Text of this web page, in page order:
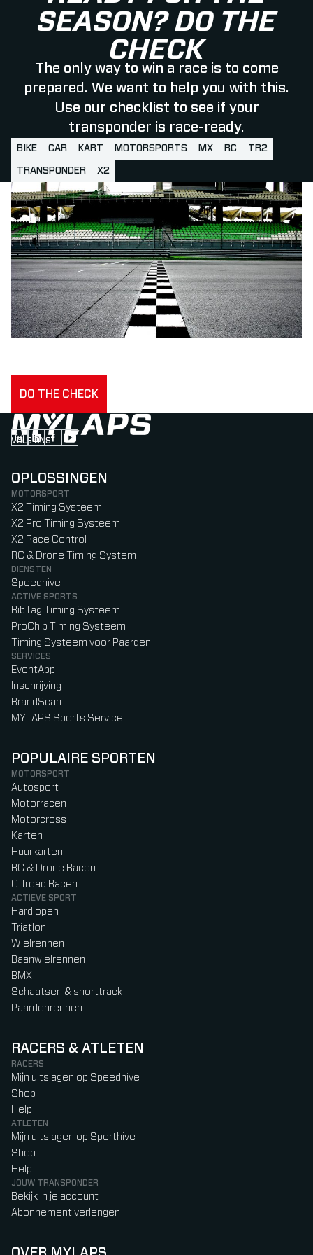
SEASON? DO THE
CHECK
The only way to win a race is to come
prepared. We want to help you with this.
Use our checklist to see if your
transponder is race-ready.
BIKE CAR KART MOTORSPORTS MX RC TR2
TRANSPONDER X2
DO THE CHECK
VOLG ONS
Follow us on Instagram (Opens in new tab)
Follow us on LinkedIn (Opens in new tab)
Follow us on Facebook (Opens in new tab)
Follow us on YouTube (Opens in new tab)
OPLOSSINGEN
MOTORSPORT
X2 Timing Systeem
X2 Pro Timing Systeem
X2 Race Control
RC & Drone Timing System
DIENSTEN
Speedhive
ACTIVE SPORTS
BibTag Timing Systeem
ProChip Timing Systeem
Timing Systeem voor Paarden
SERVICES
EventApp
Inschrijving
BrandScan
MYLAPS Sports Service
POPULAIRE SPORTEN
MOTORSPORT
Autosport
Motorracen
Motorcross
Karten
Huurkarten
RC & Drone Racen
Offroad Racen
ACTIEVE SPORT
Hardlopen
Triatlon
Wielrennen
Baanwielrennen
BMX
Schaatsen & shorttrack
Paardenrennen
RACERS & ATLETEN
RACERS
Mijn uitslagen op Speedhive
Shop
Help
ATLETEN
Mijn uitslagen op Sporthive
Shop
Help
JOUW TRANSPONDER
Bekijk in je account
Abonnement verlengen